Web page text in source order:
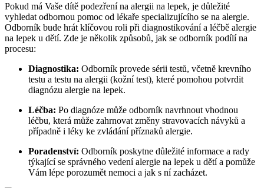
Pokud má Vaše dítě podezření na alergii na lepek, je důležité
vyhledat odbornou pomoc od lékaře specializujícího se na alergie.
Odborník bude hrát klíčovou roli při diagnostikování a léčbě alergie
na lepek u dětí. Zde je několik způsobů, jak se odborník podílí na
procesu:
Diagnostika: Odborník provede sérii testů, včetně krevního
testu a testu na alergii (kožní test), které pomohou potvrdit
diagnózu alergie na lepek.
Léčba: Po diagnóze může odborník navrhnout vhodnou
léčbu, která může zahrnovat změny stravovacích návyků a
případně i léky ke zvládání příznaků alergie.
Poradenství: Odborník poskytne důležité informace a rady
týkající se správného vedení alergie na lepek u dětí a pomůže
Vám lépe porozumět nemoci a jak s ní zacházet.